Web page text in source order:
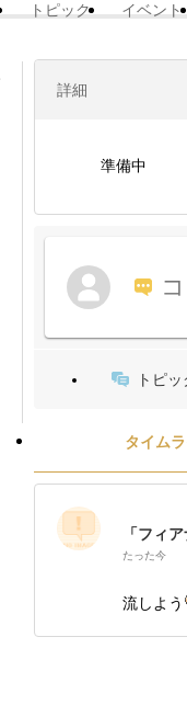
トピック イベント
詳細
準備中
トピ
タイム
「フィ
たった今
流しよう